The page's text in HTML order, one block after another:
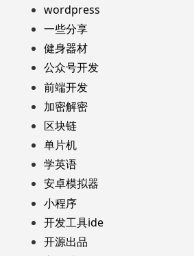
wordpress
一些分享
健身器材
公众号开发
前端开发
加密解密
区块链
单片机
学英语
安卓模拟器
小程序
开发工具ide
开源出品